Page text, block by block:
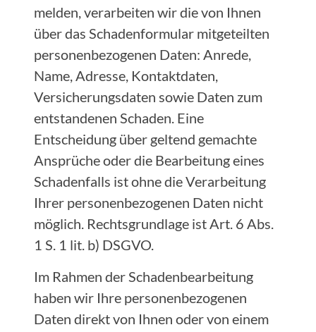
melden, verarbeiten wir die von Ihnen
über das Schadenformular mitgeteilten
personenbezogenen Daten: Anrede,
Name, Adresse, Kontaktdaten,
Versicherungsdaten sowie Daten zum
entstandenen Schaden. Eine
Entscheidung über geltend gemachte
Ansprüche oder die Bearbeitung eines
Schadenfalls ist ohne die Verarbeitung
Ihrer personenbezogenen Daten nicht
möglich. Rechtsgrundlage ist Art. 6 Abs.
1 S. 1 lit. b) DSGVO.
Im Rahmen der Schadenbearbeitung
haben wir Ihre personenbezogenen
Daten direkt von Ihnen oder von einem